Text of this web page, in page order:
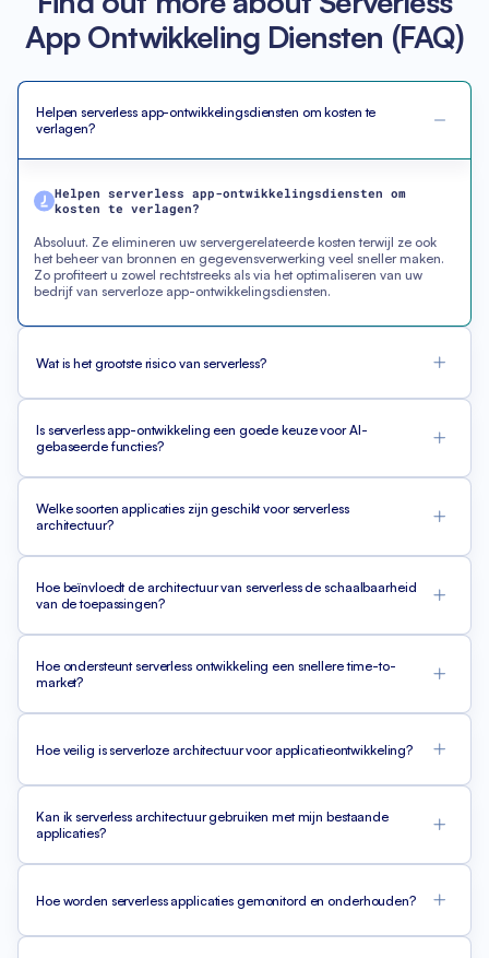
App Ontwikkeling Diensten (FAQ)
Helpen serverless app-ontwikkelingsdiensten om kosten te
verlagen?
Helpen serverless app-ontwikkelingsdiensten om
kosten te verlagen?
Absoluut. Ze elimineren uw servergerelateerde kosten terwijl ze ook
het beheer van bronnen en gegevensverwerking veel sneller maken.
Zo profiteert u zowel rechtstreeks als via het optimaliseren van uw
bedrijf van serverloze app-ontwikkelingsdiensten.
Wat is het grootste risico van serverless?
Is serverless app-ontwikkeling een goede keuze voor AI-
gebaseerde functies?
Welke soorten applicaties zijn geschikt voor serverless
architectuur?
Hoe beïnvloedt de architectuur van serverless de schaalbaarheid
van de toepassingen?
Hoe ondersteunt serverless ontwikkeling een snellere time-to-
market?
Hoe veilig is serverloze architectuur voor applicatieontwikkeling?
Kan ik serverless architectuur gebruiken met mijn bestaande
applicaties?
Hoe worden serverless applicaties gemonitord en onderhouden?